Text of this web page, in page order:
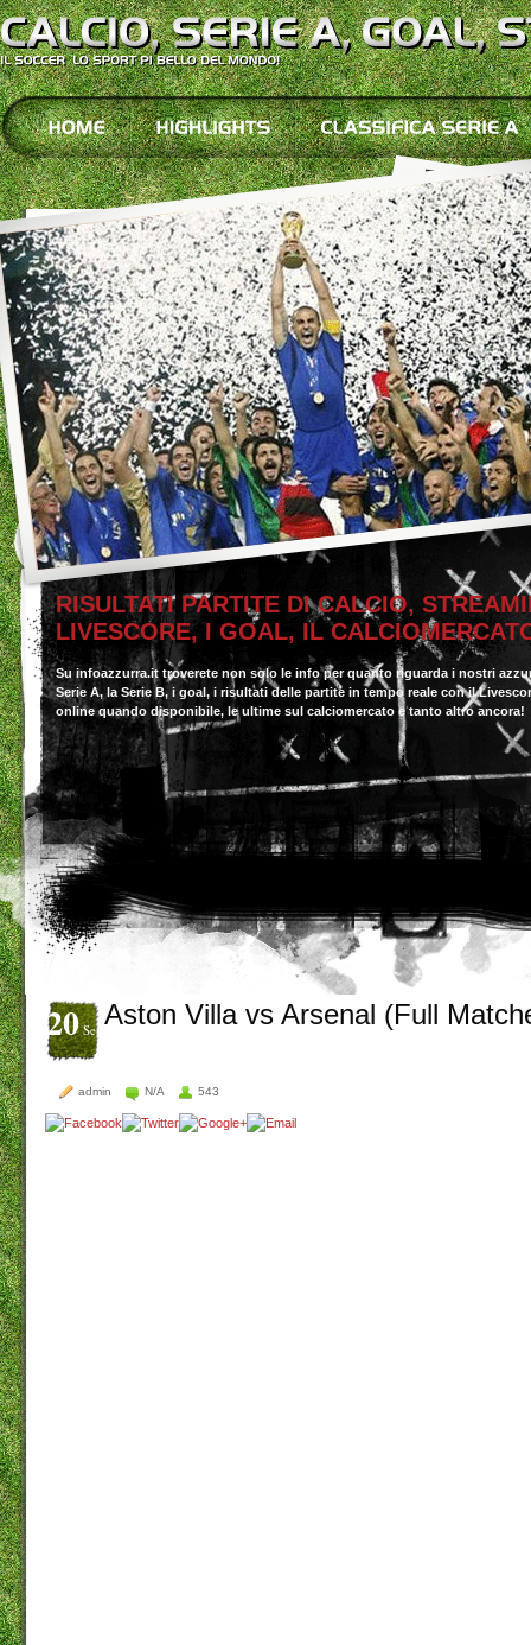
RISULTATI PARTITE DI CALCIO,
LIVESCORE, I GOAL, IL
Su infoazzurra.it troverete non solo le info per quanto riguarda i nostri
Serie A, la Serie B, i goal, i risultati delle partite in tempo reale con il
online quando disponibile, le ultime sul calciomercato e tanto altro ancora!
20Set Aston Villa vs Arsenal (Full
admin N/A 543